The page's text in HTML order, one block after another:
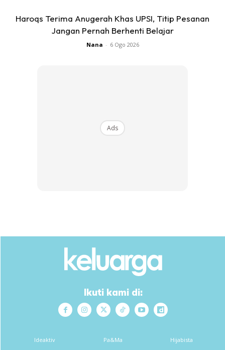
tutrut menyediakan guru untuk mendidik anak-anak
Haroqs Terima Anugerah Khas UPSI, Titip Pesanan
Jangan Pernah Berhenti Belajar
Nana - 6 Ogo 2026
Ads
Ikuti kami di:
Ideaktiv Pa&Ma Hijabista